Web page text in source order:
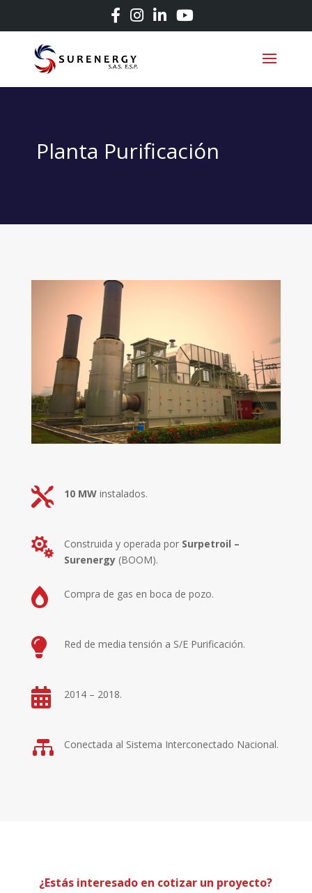
Planta Purificación
 10 MWinstalados.
 Construida y operada por Surpetroil –
Surenergy(BOOM).
 Compra de gas en boca de pozo.
 Red de media tensión a S/E Purificación.
 2014 – 2018.
 Conectada al Sistema Interconectado Nacional.
¿Estás interesado en cotizar un proyecto?